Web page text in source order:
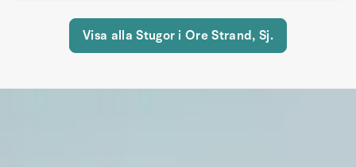
Visa alla Stugor i Ore Strand, Sj.